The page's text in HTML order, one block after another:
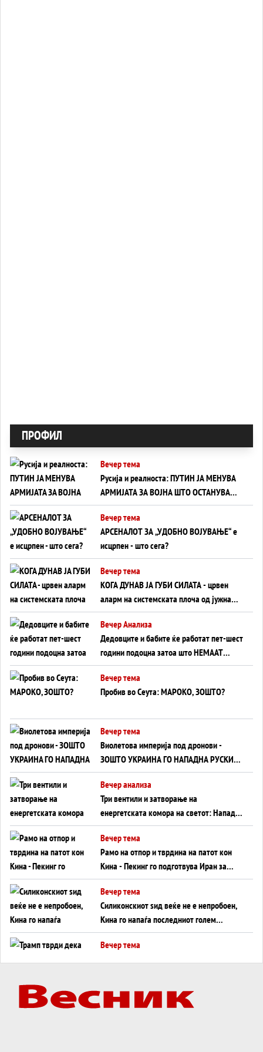
ПРОФИЛ
Вечер тема
Русија и реалноста: ПУТИН ЈА МЕНУВА
АРМИЈАТА ЗА ВОЈНА ШТО ОСТАНУВА
БЕЗ ФРОНТ
Вечер тема
АРСЕНАЛОТ ЗА „УДОБНО ВОЈУВАЊЕ“ е
исцрпен - што сега?
Вечер тема
КОГА ДУНАВ ЈА ГУБИ СИЛАТА - црвен
аларм на системската плоча од јужна
Германија до Црното Море...
Вечер Анализа
Дедовците и бабите ќе работат пет-шест
години подоцна затоа што НЕМААТ
ВНУЦИ ДА ГИ ЗАМЕНАТ
Вечер тема
Пробив во Сеута: МАРОКО, ЗОШТО?
Вечер тема
Виолетова империја под дронови -
ЗОШТО УКРАИНА ГО НАПАДНА РУСКИОТ
WILDBERRIES
Вечер анализа
Три вентили и затворање на
енергетската комора на светот: Нападот
во Суец најавува глобален енергетски
инфаркт?
Вечер тема
Рамо на отпор и тврдина на патот кон
Кина - Пекинг го подготвува Иран за
американска копнена инвазија
Вечер тема
Силиконскиот ѕид веќе не е непробоен,
Кина го напаѓа последниот голем
монопол на Западот?
Вечер тема
Вечер тема
ДЛАБОКО УДОЛУ: Сметководствените